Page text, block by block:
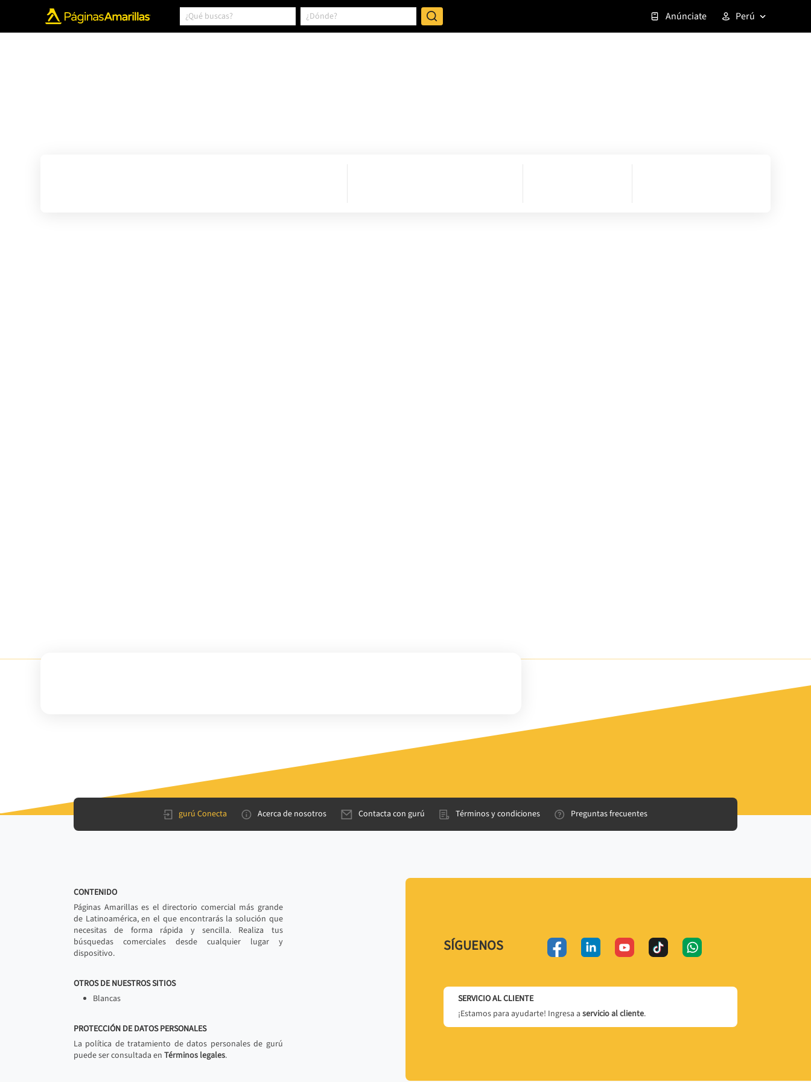
Anúnciate Perú
gurú Conecta Acerca de nosotros Contacta con gurú Términos y condiciones Preguntas frecuentes
CONTENIDO
Páginas Amarillas es el directorio comercial más grande
de Latinoamérica, en el que encontrarás la solución que
necesitas de forma rápida y sencilla. Realiza tus
búsquedas comerciales desde cualquier lugar y
dispositivo.
OTROS DE NUESTROS SITIOS
Blancas
PROTECCIÓN DE DATOS PERSONALES
La política de tratamiento de datos personales de gurú
puede ser consultada en Términos legales.
SÍGUENOS
SERVICIO AL CLIENTE
¡Estamos para ayudarte! Ingresa a servicio al cliente.